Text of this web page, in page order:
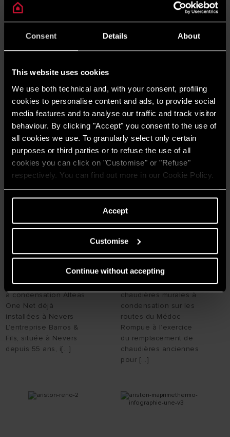
Consent Details About
This website uses cookies
We use both technical and, with your consent, profiling
cookies to personalise content and ads, to provide social
media features and to analyse our traffic and track visitor
behaviour. By clicking "Accept" you consent to the use of
all cookies we use. To granularly select only certain
purposes or third parties or to refuse the use of all
cookies you can click on "Customise" or "Refuse"
respectively. You can find out more in our Cookie Policy.
Accept
Customise
Continue without accepting
#LOGEMENT
#RÉNOVATION
#SYSTÈMES DE CHAUFFAGE
CHAUDIÈRE ALTEAS ONE
6 chaudières murales
à condensation Alteas
One Net déjà
installées à Nevers
L’entreprise Barros &
Fils, située à Nevers
depuis 55 ans, i[...]
#RÉNOVATION
ALTEAS ONE NET :
Alteas One Net: les
chaudières murales à
condensation sur les
routes du Médoc
Rompue à l’exercice
du remplacement de
chaudières anciennes
pour [...]